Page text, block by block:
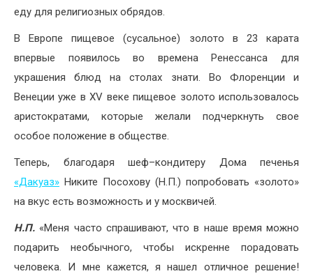
еду для религиозных обрядов.
В Европе пищевое (сусальное) золото в 23 карата
впервые появилось во времена Ренессанса для
украшения блюд на столах знати. Во Флоренции и
Венеции уже в ХV веке пищевое золото использовалось
аристократами, которые желали подчеркнуть свое
особое положение в обществе.
Теперь, благодаря шеф–кондитеру Дома печенья
«Дакуаз» Никите Посохову (Н.П.) попробовать «золото»
на вкус есть возможность и у москвичей.
Н.П. «Меня часто спрашивают, что в наше время можно
подарить необычного, чтобы искренне порадовать
человека. И мне кажется, я нашел отличное решение!